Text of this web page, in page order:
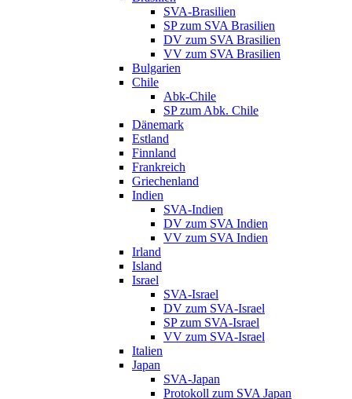
SVA-Brasilien
SP zum SVA Brasilien
DV zum SVA Brasilien
VV zum SVA Brasilien
Bulgarien
Chile
Abk-Chile
SP zum Abk. Chile
Dänemark
Estland
Finnland
Frankreich
Griechenland
Indien
SVA-Indien
DV zum SVA Indien
VV zum SVA Indien
Irland
Island
Israel
SVA-Israel
DV zum SVA-Israel
SP zum SVA-Israel
VV zum SVA-Israel
Italien
Japan
SVA-Japan
Protokoll zum SVA Japan